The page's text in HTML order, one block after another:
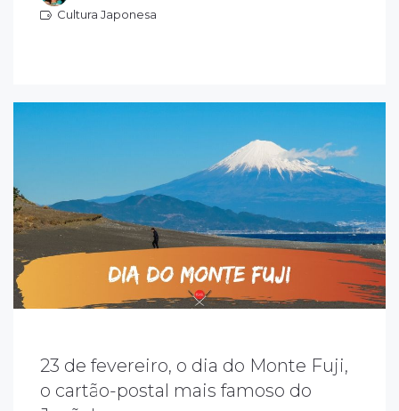
Cultura Japonesa
23 de fevereiro, o dia do Monte Fuji,
o cartão-postal mais famoso do
sabia que o Monte Fuji tem uma data